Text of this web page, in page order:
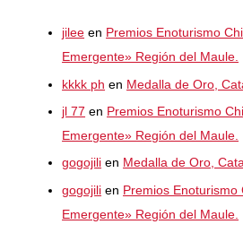
jilee en Premios Enoturismo
Emergente» Región del Maule.
kkkk ph en Medalla de Oro,
jl 77 en Premios Enoturismo
Emergente» Región del Maule.
gogojili en Medalla de Oro,
gogojili en Premios Enoturismo
Emergente» Región del Maule.